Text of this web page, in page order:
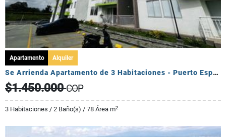
Apartamento Alquiler
Se Arrienda Apartamento de 3 Habitaciones - Puerto Espejo
$1.450.000COP
3 Habitaciones / 2 Baño(s) / 78 Área m2